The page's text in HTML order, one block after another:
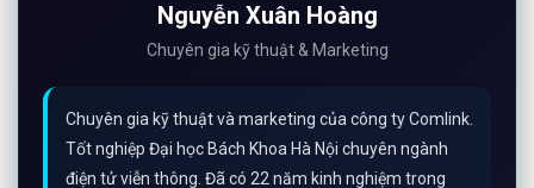
Nguyễn Xuân Hoàng
Chuyên gia kỹ thuật & Marketing
Chuyên gia kỹ thuật và marketing của công ty Comlink.
Tốt nghiệp Đại học Bách Khoa Hà Nội chuyên ngành
điện tử viễn thông. Đã có 22 năm kinh nghiệm trong